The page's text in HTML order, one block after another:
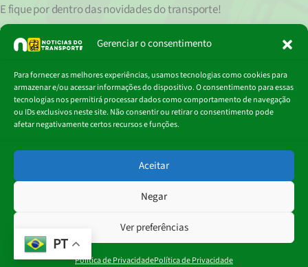
Gerenciar o consentimento
Para fornecer as melhores experiências, usamos tecnologias como cookies para
armazenar e/ou acessar informações do dispositivo. O consentimento para essas
tecnologias nos permitirá processar dados como comportamento de navegação
ou IDs exclusivos neste site. Não consentir ou retirar o consentimento pode
afetar negativamente certos recursos e funções.
Aceitar
Negar
Ver preferências
Política de PrivacidadePolítica de Privacidade
E fique por dentro das novidades do transporte!
Seu endereço de e-mail
clicando aqui.
Digite
mail…
Assinar
© 2018 - 2026
Portal Notícias do Transporte
PT